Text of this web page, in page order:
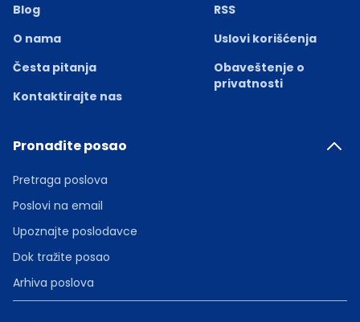
Blog
O nama
Česta pitanja
Kontaktirajte nas
RSS
Uslovi korišćenja
Obaveštenje o
privatnosti
Pronađite posao
Pretraga poslova
Poslovi na email
Upoznajte poslodavce
Dok tražite posao
Arhiva poslova